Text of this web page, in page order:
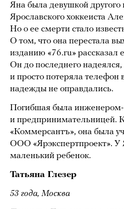
Яна была девушкой другого
Ярославского хоккеиста
Но о ее смерти стало
О том, что она перестала
изданию «76.ru» рассказал
Он до последнего надеялся,
и просто потеряла телефон
надежды не оправдались.
Погибшая была
и предпринимательницей.
«Коммерсантъ», она была
ООО «Ярэкспертпроект». У
маленький ребенок.
Татьяна Глезер
53 года, Москва